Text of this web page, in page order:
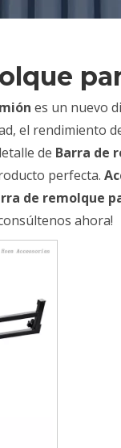
es un nuevo
el rendimiento
de Barra de
perfecta.
de remolque
ahora!